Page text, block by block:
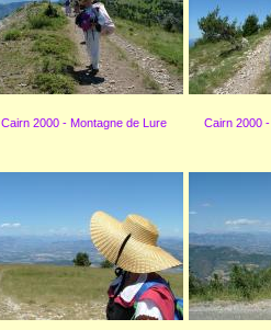
Cairn 2000 - Montagne de Lure Cairn 2000